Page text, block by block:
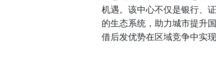
机遇。该中心不仅是银行、
的生态系统，助力城市提升
借后发优势在区域竞争中实现